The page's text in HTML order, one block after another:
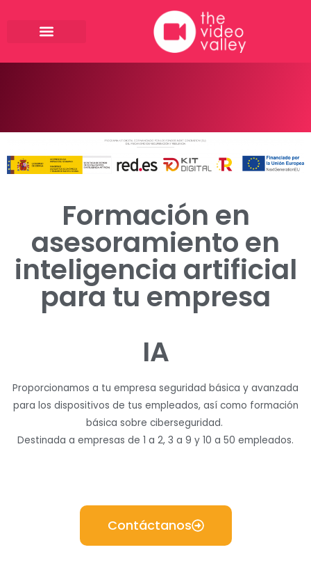
Formación en
asesoramiento en
inteligencia artificial
para tu empresa
IA
Proporcionamos a tu empresa seguridad básica y avanzada
para los dispositivos de tus empleados, así como formación
básica sobre ciberseguridad.
Destinada a empresas de 1 a 2, 3 a 9 y 10 a 50 empleados.
Contáctanos